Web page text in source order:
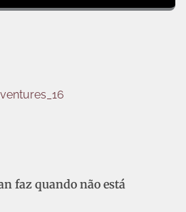
faz quando não está